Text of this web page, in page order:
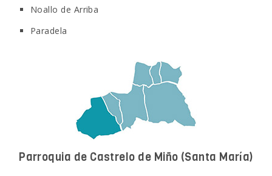
Noallo de Arriba
Paradela
Parroquia de Castrelo de Miño (Santa María)